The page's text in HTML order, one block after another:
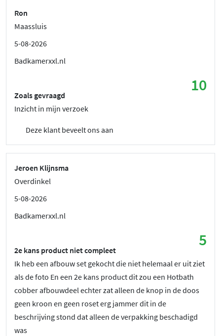
Ron
Maassluis
5-08-2026
Badkamerxxl.nl
10
Zoals gevraagd
Inzicht in mijn verzoek
Deze klant beveelt ons aan
Jeroen Klijnsma
Overdinkel
5-08-2026
Badkamerxxl.nl
5
2e kans product niet compleet
Ik heb een afbouw set gekocht die niet helemaal er uit ziet
als de foto En een 2e kans product dit zou een Hotbath
cobber afbouwdeel echter zat alleen de knop in de doos
geen kroon en geen roset erg jammer dit in de
beschrijving stond dat alleen de verpakking beschadigd
was